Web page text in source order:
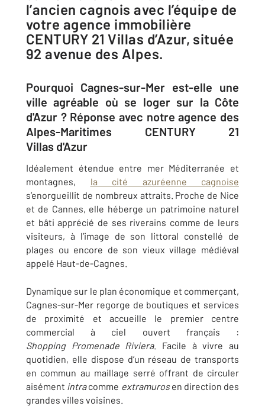
l’ancien cagnois avec l’équipe de
votre agence immobilière
CENTURY 21 Villas d’Azur, située
92 avenue des Alpes.
Pourquoi Cagnes-sur-Mer est-elle une
ville agréable où se loger sur la Côte
d'Azur ? Réponse avec notre agence des
Alpes-Maritimes CENTURY 21
Villas d'Azur
Idéalement étendue entre mer Méditerranée et
montagnes, la cité azuréenne cagnoise
s’enorgueillit de nombreux attraits. Proche de Nice
et de Cannes, elle héberge un patrimoine naturel
et bâti apprécié de ses riverains comme de leurs
visiteurs, à l’image de son littoral constellé de
plages ou encore de son vieux village médiéval
appelé Haut-de-Cagnes.
Dynamique sur le plan économique et commerçant,
Cagnes-sur-Mer regorge de boutiques et services
de proximité et accueille le premier centre
commercial à ciel ouvert français :
Shopping Promenade Riviera. Facile à vivre au
quotidien, elle dispose d’un réseau de transports
en commun au maillage serré offrant de circuler
aisément intracomme extramurosen direction des
grandes villes voisines.